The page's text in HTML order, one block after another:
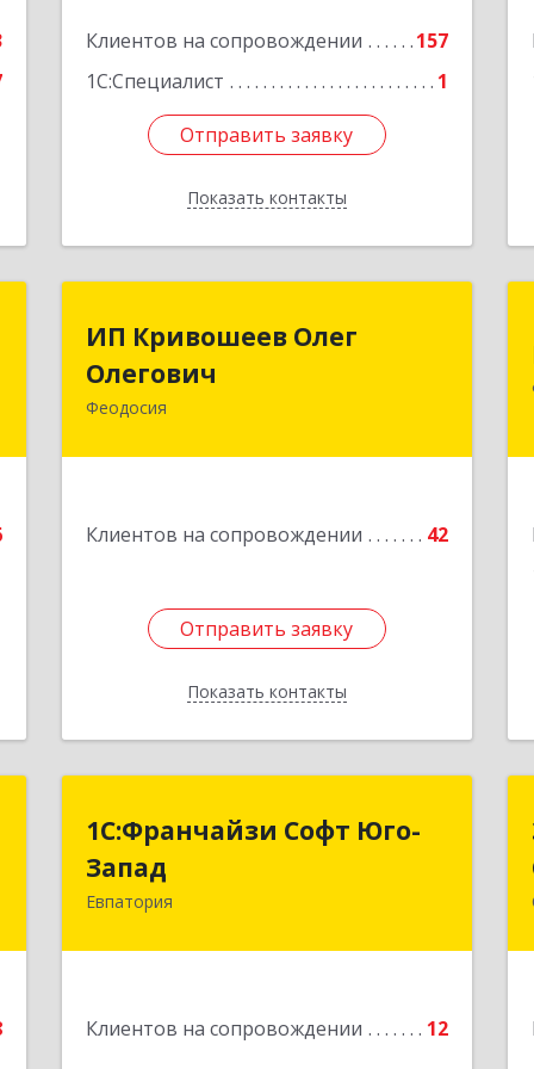
Клиентов на сопровождении
157
1С:Специалист
1
Отправить заявку
Показать контакты
Отправить заявку
Назад
ИП Кривошеев Олег
Олегович
Феодосия
Клиентов на сопровождении 42
Отправить заявку
Показать контакты
Олегович
Отправить заявку
Назад
1С:Франчайзи Софт Юго-
Запад
Евпатория
Клиентов на сопровождении 12
1С:Франчайзи Софт Юго-
Запад
297407, Крым Респ, Евпатория г,